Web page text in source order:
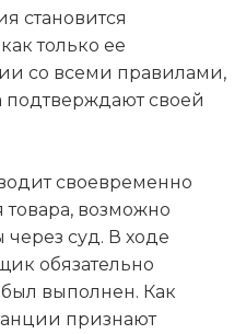
становится
только ее
со всеми правилами,
своей
своевременно
товара, возможно
через суд. В ходе
обязательно
был выполнен. Как
признают